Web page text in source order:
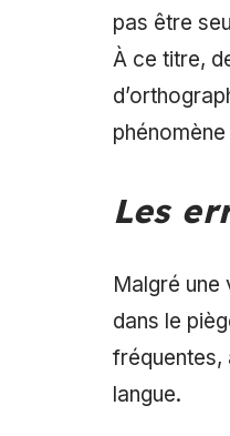
pas être
À ce titre,
Les
Malgré une
dans le
fréquentes,
langue.